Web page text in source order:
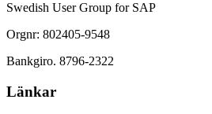
Swedish User Group for SAP
Orgnr: 802405-9548
Bankgiro. 8796-2322
Länkar